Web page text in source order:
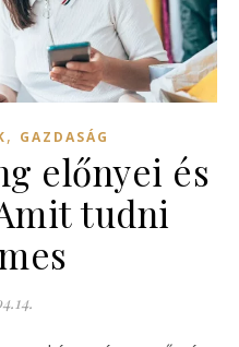
, GAZDASÁG
előnyei és
tudni